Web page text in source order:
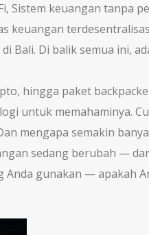
, Sistem keuangan tanpa
keuangan
Bali. Di balik semua ini,
hingga paket
untuk memahaminya.
mengapa semakin
sedang berubah —
gunakan — apakah